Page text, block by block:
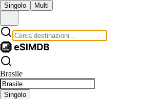
Singolo Multi
Brasile
Singolo